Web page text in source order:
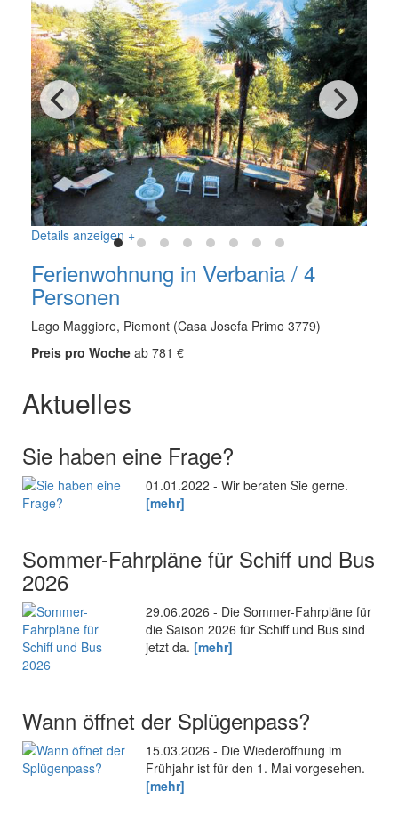
Details anzeigen +
Ferienwohnung in Verbania / 4
Personen
Lago Maggiore, Piemont (Casa Josefa Primo 3779)
Preis pro Woche ab 781 €
Aktuelles
Sie haben eine Frage?
01.01.2022 - Wir beraten Sie gerne.
[mehr]
Sommer-Fahrpläne für Schiff und Bus
2026
29.06.2026 - Die Sommer-Fahrpläne für
die Saison 2026 für Schiff und Bus sind
jetzt da. [mehr]
Wann öffnet der Splügenpass?
15.03.2026 - Die Wiederöffnung im
Frühjahr ist für den 1. Mai vorgesehen.
[mehr]